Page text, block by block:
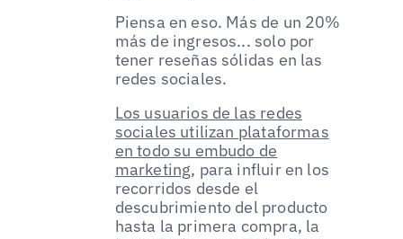
Piensa en eso. Más de un 20%
más de ingresos... solo por
tener reseñas sólidas en las
redes sociales.
Los usuarios de las redes
sociales utilizan plataformas
en todo su embudo de
marketing, para influir en los
recorridos desde el
descubrimiento del producto
hasta la primera compra, la